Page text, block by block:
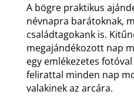
A bögre praktikus
névnapra barátoknak,
családtagokank is.
megajándékozott nap
egy emlékezetes
felirattal minden nap
valakinek az arcára.